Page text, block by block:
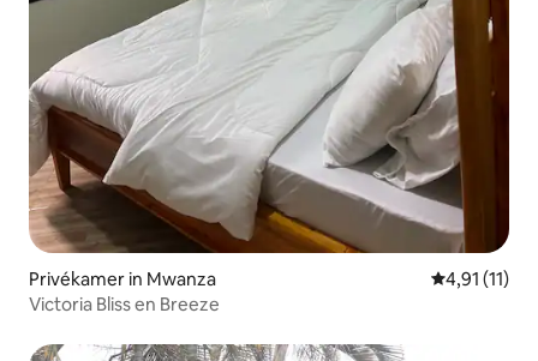
Privékamer in Mwanza Gemiddelde
4,91 (11)
Victoria Bliss en Breeze